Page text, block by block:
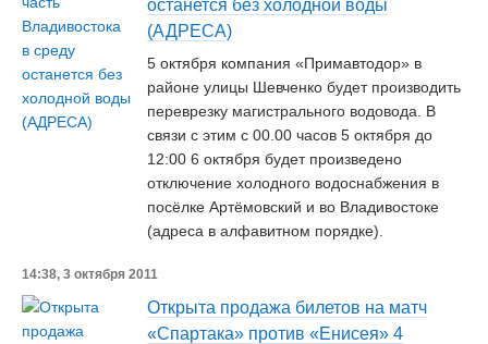
останется без холодной воды
(АДРЕСА)
5 октября компания «Примавтодор» в
районе улицы Шевченко будет производить
переврезку магистрального водовода. В
связи с этим с 00.00 часов 5 октября до
12:00 6 октября будет произведено
отключение холодного водоснабжения в
посёлке Артёмовский и во Владивостоке
(адреса в алфавитном порядке).
14:38, 3 октября 2011
Открыта продажа билетов на матч
«Спартака» против «Енисея» 4